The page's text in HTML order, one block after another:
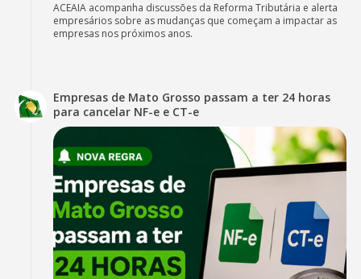
ACEAIA acompanha discussões da Reforma Tributária e alerta
empresários sobre as mudanças que começam a impactar as
empresas nos próximos anos.
Empresas de Mato Grosso passam a ter 24 horas
para cancelar NF-e e CT-e